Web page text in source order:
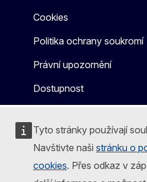
Tyto stránky používají
Navštivte naši stránku o
cookies. Přes odkaz v
Cookies
Politika ochrany soukromí
Právní upozornění
Dostupnost